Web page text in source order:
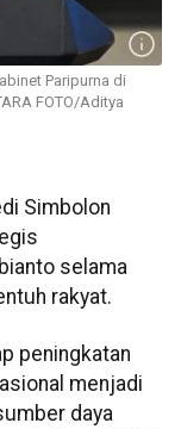
Paripurna di
FOTO/Aditya
Simbolon
selama
rakyat.
peningkatan
menjadi
daya